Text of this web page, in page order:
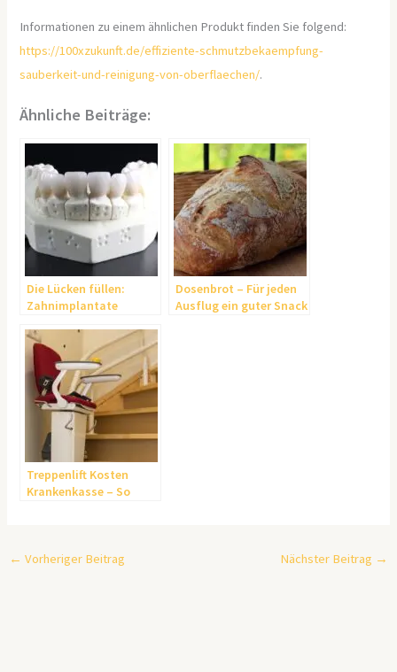
Informationen zu einem ähnlichen Produkt finden Sie folgend:
https://100xzukunft.de/effiziente-schmutzbekaempfung-
sauberkeit-und-reinigung-von-oberflaechen/.
Ähnliche Beiträge:
Die Lücken füllen:
Zahnimplantate
Dosenbrot – Für jeden
Ausflug ein guter Snack
Treppenlift Kosten
Krankenkasse – So
← Vorheriger Beitrag Nächster Beitrag →